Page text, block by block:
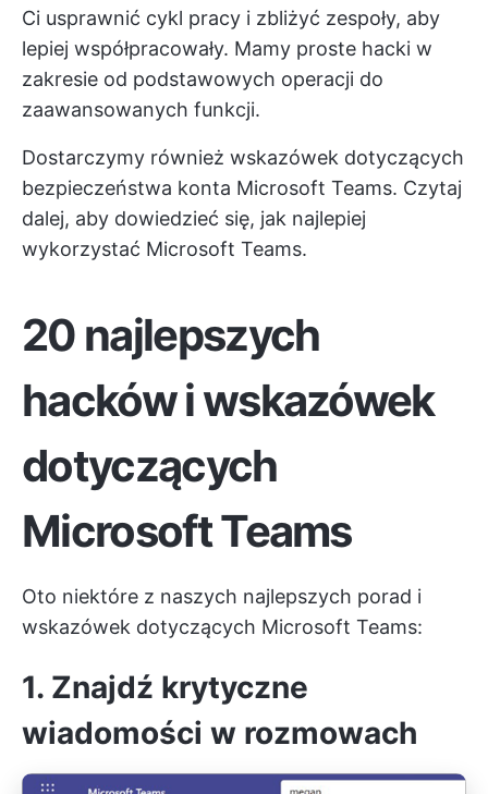
Ci usprawnić cykl pracy i zbliżyć zespoły, aby
lepiej współpracowały. Mamy proste hacki w
zakresie od podstawowych operacji do
zaawansowanych funkcji.
Dostarczymy również wskazówek dotyczących
bezpieczeństwa konta Microsoft Teams. Czytaj
dalej, aby dowiedzieć się, jak najlepiej
wykorzystać Microsoft Teams.
20 najlepszych
hacków i wskazówek
dotyczących
Microsoft Teams
Oto niektóre z naszych najlepszych porad i
wskazówek dotyczących Microsoft Teams:
1. Znajdź krytyczne
wiadomości w rozmowach